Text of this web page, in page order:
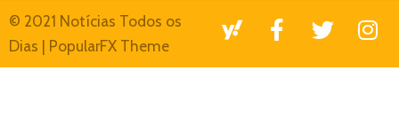
© 2021 Notícias Todos os
Dias | PopularFX Theme